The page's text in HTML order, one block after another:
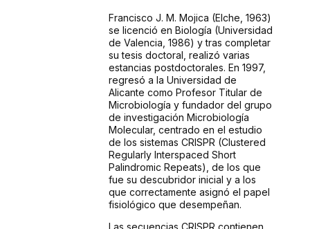
Francisco J. M. Mojica (Elche, 1963)
se licenció en Biología (Universidad
de Valencia, 1986) y tras completar
su tesis doctoral, realizó varias
estancias postdoctorales. En 1997,
regresó a la Universidad de
Alicante como Profesor Titular de
Microbiología y fundador del grupo
de investigación Microbiología
Molecular, centrado en el estudio
de los sistemas CRISPR (Clustered
Regularly Interspaced Short
Palindromic Repeats), de los que
fue su descubridor inicial y a los
que correctamente asignó el papel
fisiológico que desempeñan.